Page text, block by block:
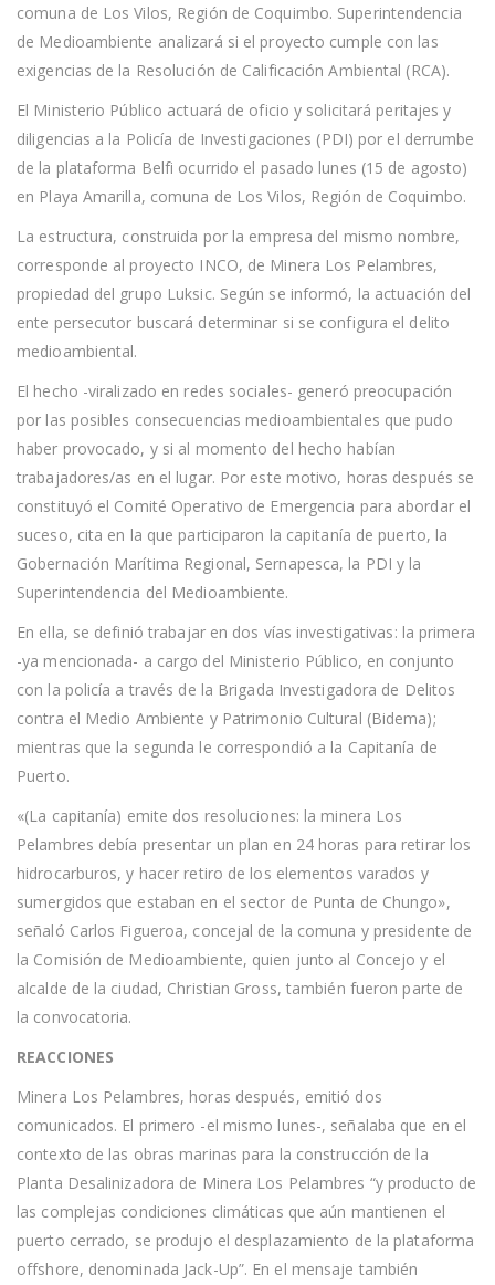
PLATAFORMA
MINERA
LOS
DEL
GRUPO
LUKSIC
comuna de Los Vilos, Región de Coquimbo. Superintendencia
de Medioambiente analizará si el proyecto cumple con las
exigencias de la Resolución de Calificación Ambiental (RCA).
El Ministerio Público actuará de oficio y solicitará peritajes y
diligencias a la Policía de Investigaciones (PDI) por el derrumbe
de la plataforma Belfi ocurrido el pasado lunes (15 de agosto)
en Playa Amarilla, comuna de Los Vilos, Región de Coquimbo.
La estructura, construida por la empresa del mismo nombre,
corresponde al proyecto INCO, de Minera Los Pelambres,
propiedad del grupo Luksic. Según se informó, la actuación del
ente persecutor buscará determinar si se configura el delito
medioambiental.
El hecho -viralizado en redes sociales- generó preocupación
por las posibles consecuencias medioambientales que pudo
haber provocado, y si al momento del hecho habían
trabajadores/as en el lugar. Por este motivo, horas después se
constituyó el Comité Operativo de Emergencia para abordar el
suceso, cita en la que participaron la capitanía de puerto, la
Gobernación Marítima Regional, Sernapesca, la PDI y la
Superintendencia del Medioambiente.
En ella, se definió trabajar en dos vías investigativas: la primera
-ya mencionada- a cargo del Ministerio Público, en conjunto
con la policía a través de la Brigada Investigadora de Delitos
contra el Medio Ambiente y Patrimonio Cultural (Bidema);
mientras que la segunda le correspondió a la Capitanía de
Puerto.
«(La capitanía) emite dos resoluciones: la minera Los
Pelambres debía presentar un plan en 24 horas para retirar los
hidrocarburos, y hacer retiro de los elementos varados y
sumergidos que estaban en el sector de Punta de Chungo»,
señaló Carlos Figueroa, concejal de la comuna y presidente de
la Comisión de Medioambiente, quien junto al Concejo y el
alcalde de la ciudad, Christian Gross, también fueron parte de
la convocatoria.
REACCIONES
Minera Los Pelambres, horas después, emitió dos
comunicados. El primero -el mismo lunes-, señalaba que en el
contexto de las obras marinas para la construcción de la
Planta Desalinizadora de Minera Los Pelambres “y producto de
las complejas condiciones climáticas que aún mantienen el
puerto cerrado, se produjo el desplazamiento de la plataforma
offshore, denominada Jack-Up”. En el mensaje también